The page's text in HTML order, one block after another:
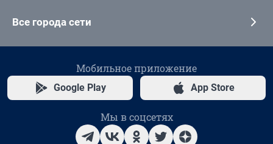
Все города сети
Мобильное приложение
Google Play App Store
Мы в соцсетях